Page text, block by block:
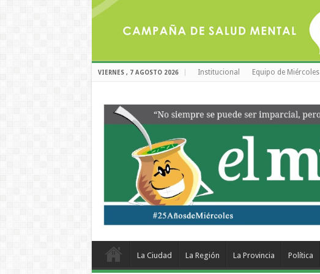
VIERNES , 7 AGOSTO 2026 Institucional Equipo de Miércoles
La Ciudad La Región La Provincia Política